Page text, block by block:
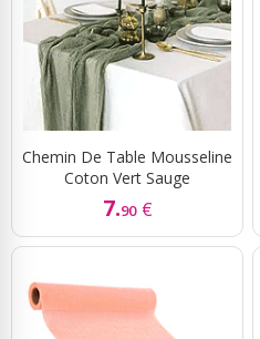
Chemin De Table Mousseline
Coton Vert Sauge
7.90 €